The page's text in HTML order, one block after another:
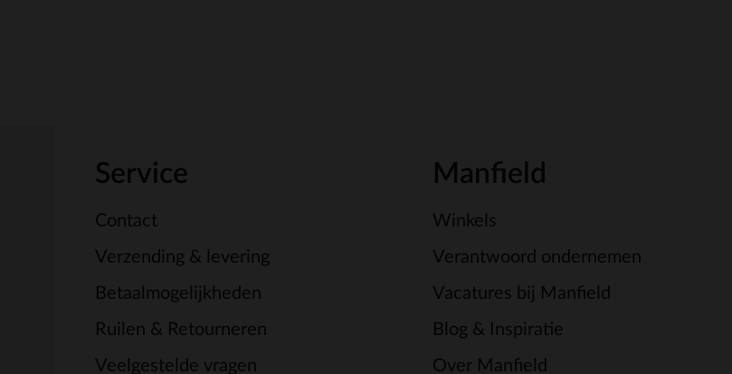
Service
Contact
Verzending & levering
Betaalmogelijkheden
Ruilen & Retourneren
Veelgestelde vragen
Manfield
Winkels
Verantwoord ondernemen
Vacatures bij Manfield
Blog & Inspiratie
Over Manfield